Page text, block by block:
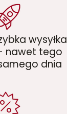
wysyłka
nawet tego
dnia